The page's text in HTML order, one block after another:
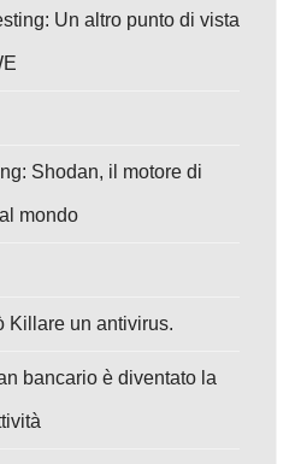
Un altro punto di vista
Shodan, il motore di
mondo
Killare un antivirus.
bancario è diventato la